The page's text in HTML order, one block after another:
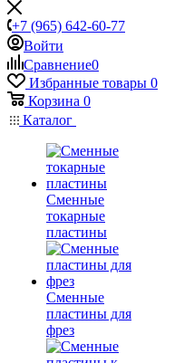
+7 (965) 642-60-77
Войти
Сравнение0
Избранные товары 0
Корзина 0
Каталог
Сменные
токарные
пластины
Сменные
пластины для
фрез